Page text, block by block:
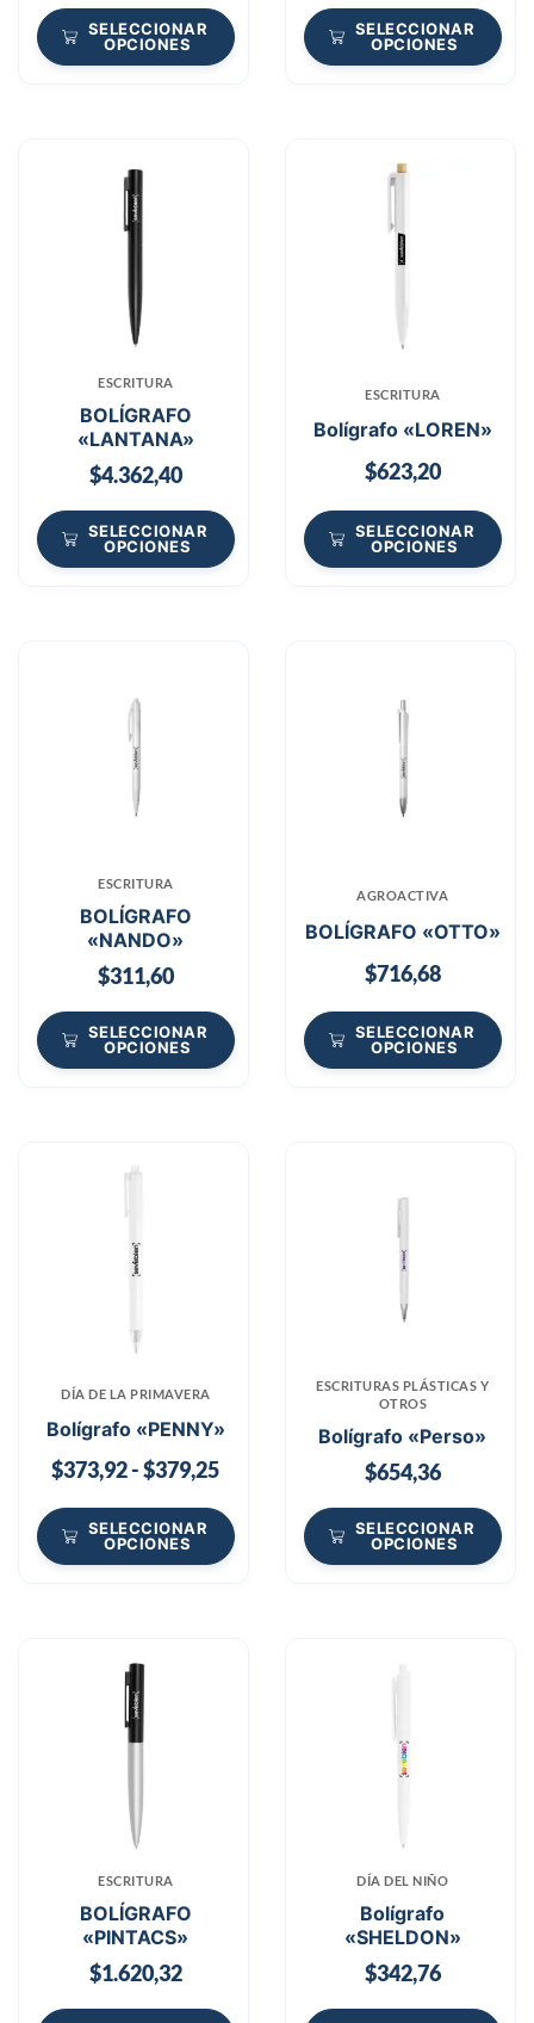
SELECCIONAR
OPCIONES
SELECCIONAR
OPCIONES
ESCRITURA
BOLÍGRAFO
«LANTANA»
$4.362,40
SELECCIONAR
OPCIONES
ESCRITURA
Bolígrafo «LOREN»
$623,20
SELECCIONAR
OPCIONES
ESCRITURA
BOLÍGRAFO
«NANDO»
$311,60
SELECCIONAR
OPCIONES
AGROACTIVA
BOLÍGRAFO «OTTO»
$716,68
SELECCIONAR
OPCIONES
DÍA DE LA PRIMAVERA
Bolígrafo «PENNY»
$373,92-$379,25
SELECCIONAR
OPCIONES
ESCRITURAS PLÁSTICAS Y
OTROS
Bolígrafo «Perso»
$654,36
SELECCIONAR
OPCIONES
ESCRITURA
BOLÍGRAFO
«PINTACS»
$1.620,32
DÍA DEL NIÑO
Bolígrafo
«SHELDON»
$342,76